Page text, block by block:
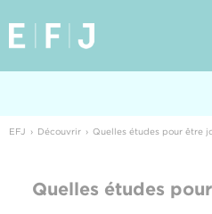
EFJ Découvrir Quelles études pour être
Quelles études